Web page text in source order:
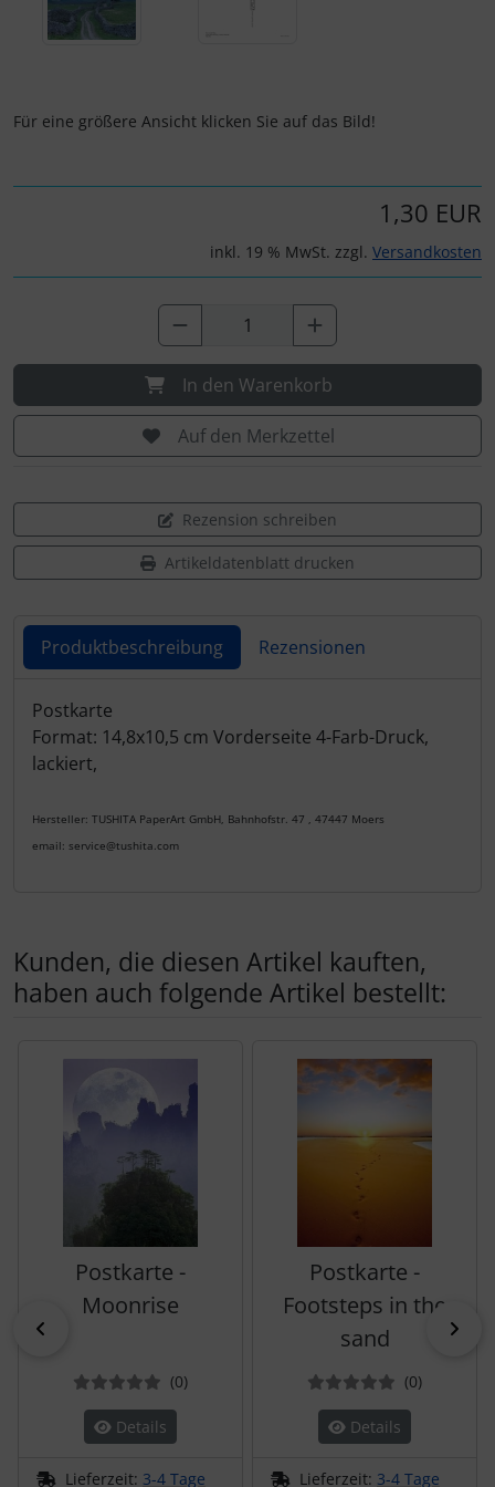
Für eine größere Ansicht klicken Sie auf das Bild!
1,30 EUR
inkl. 19 % MwSt. zzgl. Versandkosten
In den Warenkorb
Auf den Merkzettel
Rezension schreiben
Artikeldatenblatt drucken
Produktbeschreibung Rezensionen
Produktbeschreibung
Postkarte
Format: 14,8x10,5 cm Vorderseite 4-Farb-Druck,
lackiert,
Hersteller: TUSHITA PaperArt GmbH, Bahnhofstr. 47 , 47447 Moers
email: service@tushita.com
Kunden, die diesen Artikel kauften,
haben auch folgende Artikel bestellt:
Postkarte -
Moonrise
(0Bewertungen
)
Details
Lieferzeit: 3-4 Tage
Postkarte -
Footsteps in the
sand
(0)
Details
Lieferzeit: 3-4 Tage